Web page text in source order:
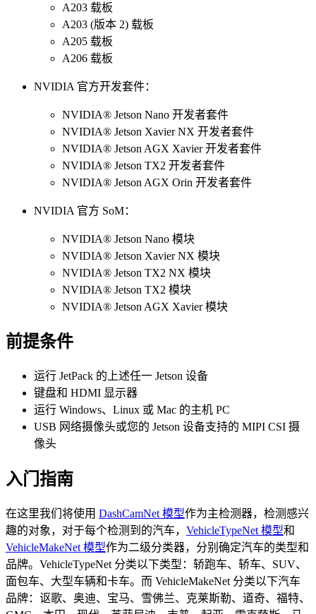
A203 载板
A203 (版本 2) 载板
A205 载板
A206 载板
NVIDIA 官方开发套件：
NVIDIA® Jetson Nano 开发者套件
NVIDIA® Jetson Xavier NX 开发者套件
NVIDIA® Jetson AGX Xavier 开发者套件
NVIDIA® Jetson TX2 开发者套件
NVIDIA® Jetson AGX Orin 开发者套件
NVIDIA 官方 SoM：
NVIDIA® Jetson Nano 模块
NVIDIA® Jetson Xavier NX 模块
NVIDIA® Jetson TX2 NX 模块
NVIDIA® Jetson TX2 模块
NVIDIA® Jetson AGX Xavier 模块
前提条件
运行 JetPack 的上述任一 Jetson 设备
键盘和 HDMI 显示器
运行 Windows、Linux 或 Mac 的主机 PC
USB 网络摄像头或您的 Jetson 设备支持的 MIPI CSI 摄
像头
入门指南
在这里我们将使用 DashCamNet 模型作为主检测器，检测感兴
趣的对象，对于每个检测到的汽车， VehicleTypeNet 模型和
VehicleMakeNet 模型作为二级分类器，分别确定汽车的类型和
品牌。VehicleTypeNet 分类以下类型：轿跑车、轿车、SUV、
面包车、大型车辆和卡车。而 VehicleMakeNet 分类以下汽车
品牌：讴歌、奥迪、宝马、雪佛兰、克莱斯勒、道奇、福特、